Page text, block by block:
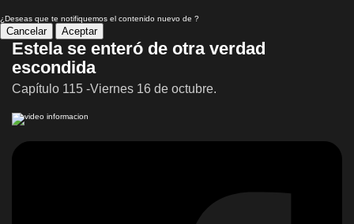
¿Deseas que te notifiquemos el contenido nuevo de ?
Cancelar Aceptar
Estela se enteró de otra verdad
escondida
Capítulo 115 -Viernes 16 de octubre.